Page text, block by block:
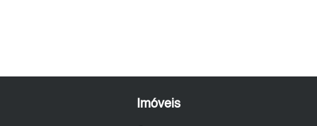
Imóveis